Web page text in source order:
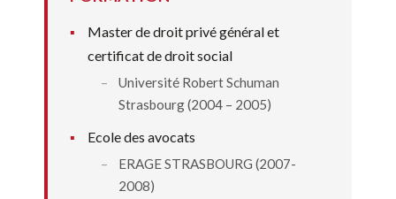
Master de droit privé général et
certificat de droit social
Université Robert Schuman
Strasbourg (2004 – 2005)
Ecole des avocats
ERAGE STRASBOURG (2007-
2008)